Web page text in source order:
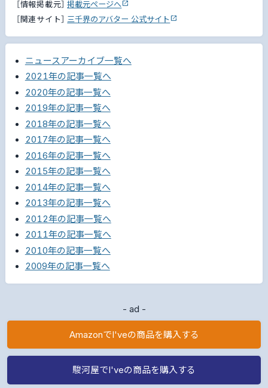
［情報掲載元］ 掲載元ページへ
［関連サイト］ 三千界のアバター 公式サイト
ニュースアーカイブ一覧へ
2021年の記事一覧へ
2020年の記事一覧へ
2019年の記事一覧へ
2018年の記事一覧へ
2017年の記事一覧へ
2016年の記事一覧へ
2015年の記事一覧へ
2014年の記事一覧へ
2013年の記事一覧へ
2012年の記事一覧へ
2011年の記事一覧へ
2010年の記事一覧へ
2009年の記事一覧へ
- ad -
AmazonでI'veの商品を購入する
駿河屋でI'veの商品を購入する